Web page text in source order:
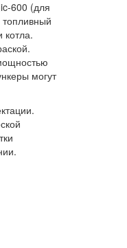
600 (для
котла.
могут